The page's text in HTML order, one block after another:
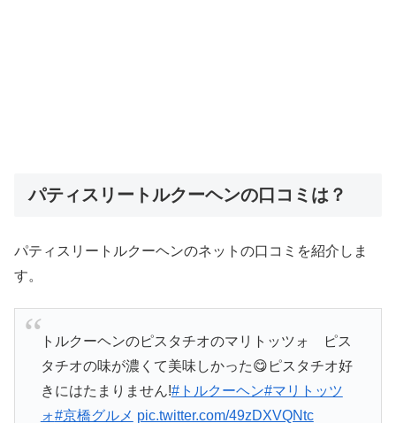
パティスリートルクーヘンの口コミは？
パティスリートルクーヘンのネットの口コミを紹介しま
す。
トルクーヘンのピスタチオのマリトッツォ ピス
タチオの味が濃くて美味しかった😋ピスタチオ好
きにはたまりません!#トルクーヘン#マリトッツ
ォ#京橋グルメ pic.twitter.com/49zDXVQNtc